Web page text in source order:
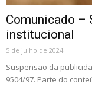
Comunicado –
institucional
5 de julho de 2024
Suspensão da
9504/97. Parte do